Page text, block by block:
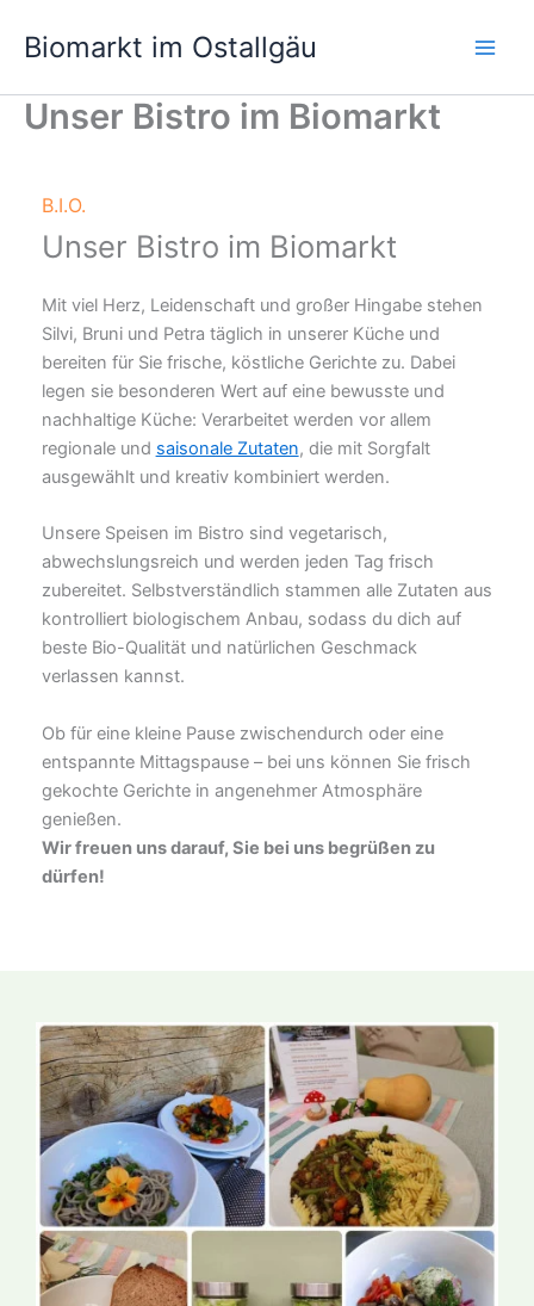
InhaltBiomarkt im Ostallgäu
Unser Bistro im Biomarkt
B.I.O.
Unser Bistro im Biomarkt
Mit viel Herz, Leidenschaft und großer Hingabe stehen
Silvi, Bruni und Petra täglich in unserer Küche und
bereiten für Sie frische, köstliche Gerichte zu. Dabei
legen sie besonderen Wert auf eine bewusste und
nachhaltige Küche: Verarbeitet werden vor allem
regionale und saisonale Zutaten, die mit Sorgfalt
ausgewählt und kreativ kombiniert werden.
Unsere Speisen im Bistro sind vegetarisch,
abwechslungsreich und werden jeden Tag frisch
zubereitet. Selbstverständlich stammen alle Zutaten aus
kontrolliert biologischem Anbau, sodass du dich auf
beste Bio-Qualität und natürlichen Geschmack
verlassen kannst.
Ob für eine kleine Pause zwischendurch oder eine
entspannte Mittagspause – bei uns können Sie frisch
gekochte Gerichte in angenehmer Atmosphäre
genießen.
Wir freuen uns darauf, Sie bei uns begrüßen zu
dürfen!